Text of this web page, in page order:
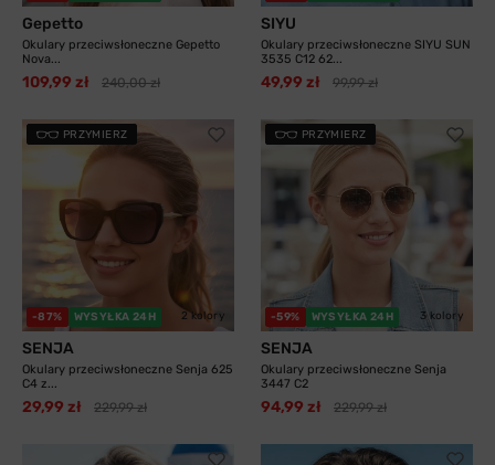
Gepetto
Okulary przeciwsłoneczne Gepetto
Nova...
109,99 zł 240,00 zł
SIYU
Okulary przeciwsłoneczne SIYU SUN
3535 C12 62...
49,99 zł 99,99 zł
PRZYMIERZ
-87% WYSYŁKA 24H 2 kolory
SENJA
Okulary przeciwsłoneczne Senja 625
C4 z...
29,99 zł 229,99 zł
PRZYMIERZ
-59% WYSYŁKA 24H 3 kolory
SENJA
Okulary przeciwsłoneczne Senja
3447 C2
94,99 zł 229,99 zł